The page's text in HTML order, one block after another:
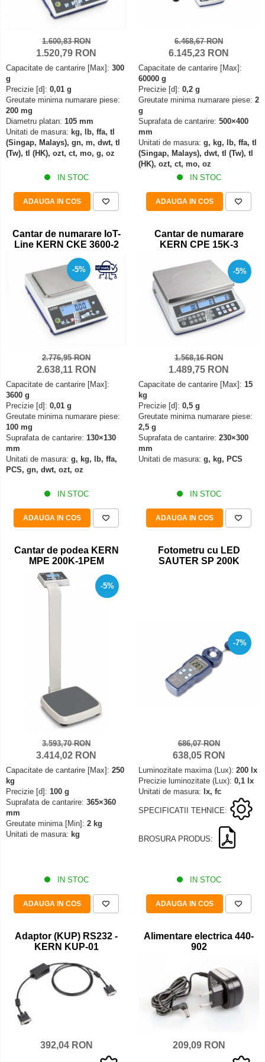
OIML M2
OIML M3
Greutati individuale
OIML E1
OIML E2
OIML M1
OIML M2
Greutati newtoniene
Bare suport (Newtoniene)
Colorimetre
Bacuri cu surub
Masurarea fortei - Digital
Masurarea mecanica a fortei
Testere pietre funerare
Masurare cuplu
Masurare cuplu pentru capace cu filet
Masurare cuplu pentru scule
Masurarea grosimii stratului
Masurarea grosimii stratului - Digital
Masurarea grosimii materialului
Metoda Echo-Echo
Metoda Pulse-Echo
Mediul si siguranta muncii
Masurarea intensitatii luminoase
Masurarea intensitatii sunetului
Termometre cu infrarosu
Standuri testare forta
Standuri testare manuala
Standuri testare motorizata
Declansator de picior
Dispozitive display
Elemente de protectie
Imprimante
Ionizatoare
Kit pentru determinarea densitatii
Masa de cantarire
Modul de interfatare
Placi etalon
Platforme de cantarire
Set calibrare temperatura
Suporti
Balustrade
Foot switches
Instrumente de masurare
Adaptoare
Cap pivotant
Convertor Analog-Digital
Cutie de jonctiune
Inele suport
Maner
Picioare ajustabile
Piese pentru compresiune
Piulite zimtate si hexagonale
Placa de montaj
Placi etalon
Senzori
Set suruburi otel
Varf de impact
Carcase si genti
Condensator microscop
Filtru Lambda
Filtru microscop
Filtru Quartz wedge
Huse de protectie
Iluminare microscop
Kit camp intunecat
Lichid calibrare
Oculare microscop
Standuri Stereomicroscoape
Unitate contrast de faza
Unitate fluorescenta
Unitate polarizare
Standard calibrare
Scala aditionala refractometru
1.600,83 RON
1.520,79 RON
Capacitate de cantarire [Max]: 300
g
Precizie [d]: 0,01 g
Greutate minima numarare piese:
200 mg
Diametru platan: 105 mm
Unitati de masura: kg, lb, ffa, tl
(Singap, Malays), gn, m, dwt, tl
(Tw), tl (HK), ozt, ct, mo, g, oz
IN STOC
ADAUGA IN COS
6.468,67 RON
6.145,23 RON
Capacitate de cantarire [Max]:
60000 g
Precizie [d]: 0,2 g
Greutate minima numarare piese: 2
g
Suprafata de cantarire: 500×400
mm
Unitati de masura: g, kg, lb, ffa, tl
(Singap, Malays), dwt, tl (Tw), tl
(HK), ozt, ct, mo, oz
IN STOC
ADAUGA IN COS
Cantar de numarare IoT-
Line KERN CKE 3600-2
-5%
2.776,95 RON
2.638,11 RON
Capacitate de cantarire [Max]:
3600 g
Precizie [d]: 0,01 g
Greutate minima numarare piese:
100 mg
Suprafata de cantarire: 130×130
mm
Unitati de masura: g, kg, lb, ffa,
PCS, gn, dwt, ozt, oz
IN STOC
ADAUGA IN COS
Cantar de numarare
KERN CPE 15K-3
-5%
1.568,16 RON
1.489,75 RON
Capacitate de cantarire [Max]: 15
kg
Precizie [d]: 0,5 g
Greutate minima numarare piese:
2,5 g
Suprafata de cantarire: 230×300
mm
Unitati de masura: g, kg, PCS
IN STOC
ADAUGA IN COS
Cantar de podea KERN
MPE 200K-1PEM
-5%
3.593,70 RON
3.414,02 RON
Capacitate de cantarire [Max]: 250
kg
Precizie [d]: 100 g
Suprafata de cantarire: 365×360
mm
Greutate minima [Min]: 2 kg
Unitati de masura: kg
IN STOC
ADAUGA IN COS
Fotometru cu LED
SAUTER SP 200K
-7%
686,07 RON
638,05 RON
Luminozitate maxima (Lux): 200 lx
Precizie luminozitate (Lux): 0,1 lx
Unitati de masura: lx, fc
SPECIFICATII TEHNICE:
BROSURA PRODUS:
IN STOC
ADAUGA IN COS
Adaptor (KUP) RS232 -
KERN KUP-01
392,04 RON
Alimentare electrica 440-
902
209,09 RON